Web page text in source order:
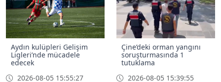
Aydın kulüpleri Gelişim
Ligleri’nde mücadele
edecek
2026-08-05 15:55:27
Çine’deki orman yangını
soruşturmasında 1
tutuklama
2026-08-05 15:39:55